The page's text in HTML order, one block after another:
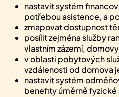
nastavit systém
potřebou asistence, a
zmapovat dostupnost
posílit zejména služby
vlastním zázemí,
v oblasti pobytových
vzdálenosti od domova
nastavit systém
benefity úměrně